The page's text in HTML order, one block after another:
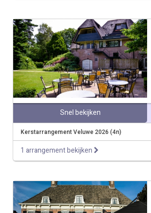
Snel bekijken
Kerstarrangement Veluwe 2026 (4n)
1 arrangement bekijken